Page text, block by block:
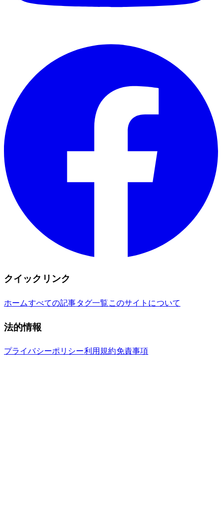
クイックリンク
ホームすべての記事タグ一覧 このサイトについて
法的情報
プライバシーポリシー利用規約免責事項